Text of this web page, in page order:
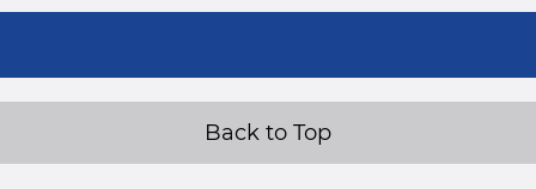
Back to Top